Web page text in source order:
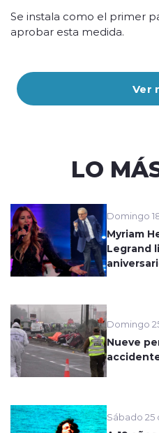
Ver
Se instala como el primer
aprobar esta medida.
LO
Domingo
Myriam
Legrand
Domingo
Nueve
Sábado 25